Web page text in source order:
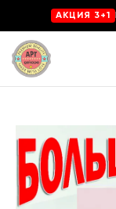
AKЦИЯ 3+1